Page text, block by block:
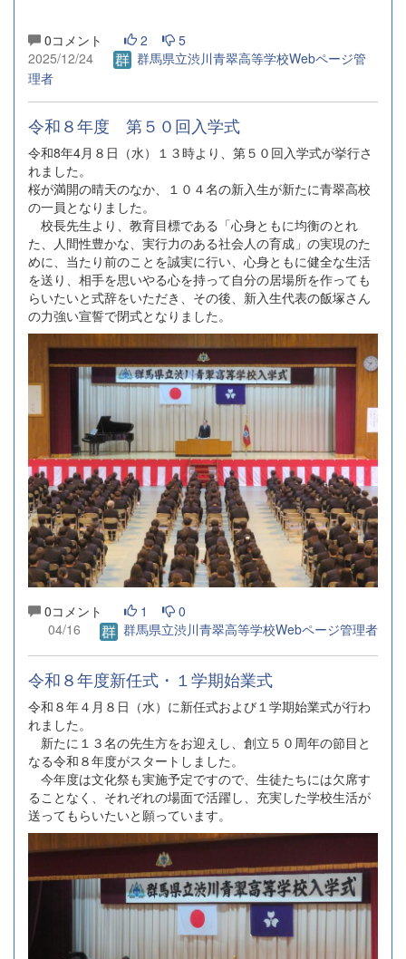
0コメント 2
5
2025/12/24
群馬県立渋川青翠高等学校Webページ管
理者
令和８年度 第５０回入学式
令和8年4月８日（水）１３時より、第５０回入学式が挙行さ
れました。
桜が満開の晴天のなか、１０４名の新入生が新たに青翠高校
の一員となりました。
校長先生より、教育目標である「心身ともに均衡のとれ
た、人間性豊かな、実行力のある社会人の育成」の実現のた
めに、当たり前のことを誠実に行い、心身ともに健全な生活
を送り、相手を思いやる心を持って自分の居場所を作っても
らいたいと式辞をいただき、その後、新入生代表の飯塚さん
の力強い宣誓で閉式となりました。
0コメント 1
0
04/16
群馬県立渋川青翠高等学校Webページ管理者
令和８年度新任式・１学期始業式
令和８年４月８日（水）に新任式および１学期始業式が行わ
れました。
新たに１３名の先生方をお迎えし、創立５０周年の節目と
なる令和８年度がスタートしました。
今年度は文化祭も実施予定ですので、生徒たちには欠席す
ることなく、それぞれの場面で活躍し、充実した学校生活が
送ってもらいたいと願っています。